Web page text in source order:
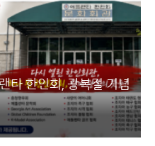
타 한인회, 광복절 기념